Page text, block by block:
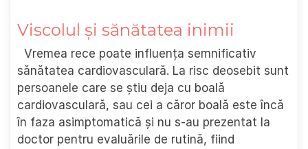
Viscolul și sănătatea inimii
Vremea rece poate influența semnificativ
sănătatea cardiovasculară. La risc deosebit sunt
persoanele care se știu deja cu boală
cardiovasculară, sau cei a căror boală este încă
în faza asimptomatică și nu s-au prezentat la
doctor pentru evaluările de rutină, fiind